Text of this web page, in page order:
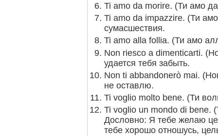
Ti amo da morire. (Ти амо
Ti amo da impazzire. (Ти
сумасшествия.
Ti amo alla follia. (Ти амо
Non riesco a dimenticarti.
удается тебя забыть.
Non ti abbandonerò mai.
не оставлю.
Ti voglio molto bene. (Ти
Ti voglio un mondo di bene.
Дословно: Я тебе желаю
тебе хорошо отношусь,